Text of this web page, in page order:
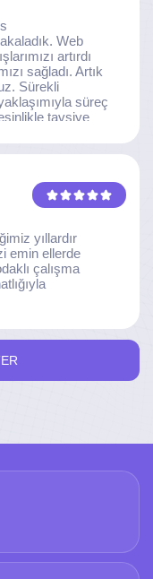
Web
artırdı
sağladı. Artık
Sürekli
süreç
tavsiye
yıllardır
emin ellerde
çalışma